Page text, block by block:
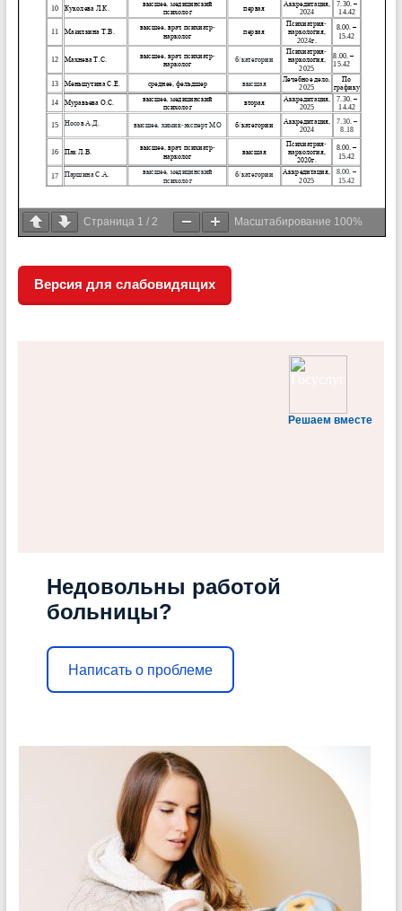
Страница 1 / 2 Масштабирование 100%
Версия для слабовидящих